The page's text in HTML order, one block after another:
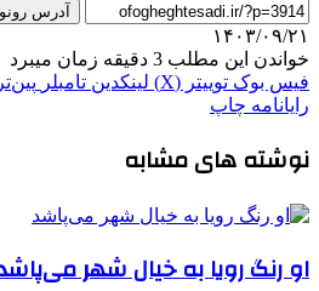
آدرس
۱۴۰۳/۰۹/۲۱
خواندن این مطلب 3 دقیقه زمان میبرد
فیس بوک توییتر (X) لینکدین ‫تامبلر
رایانامه چاپ
نوشته های مشابه
او رنگ رویا به خیال شهر